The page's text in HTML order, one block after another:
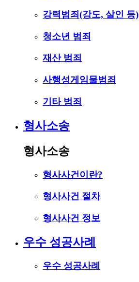
강력범죄(강도, 살인 등)
청소년 범죄
재산 범죄
사행성게임물범죄
기타 범죄
형사소송
형사소송
형사사건이란?
형사사건 절차
형사사건 정보
우수 성공사례
우수 성공사례